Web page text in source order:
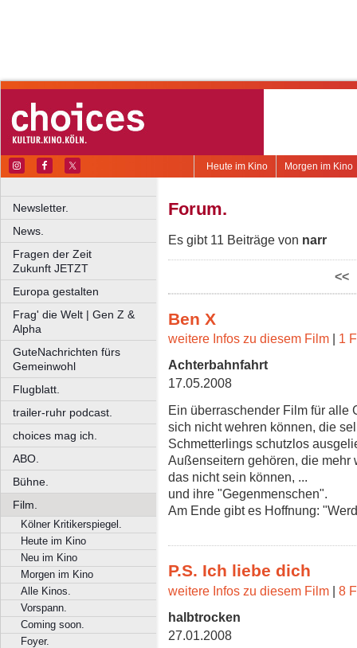
Morgen im Kino
Heute im Kino
Newsletter.
News.
Fragen der Zeit
Zukunft JETZT
Europa gestalten
Frag' die Welt | Gen Z &
Alpha
GuteNachrichten fürs
Gemeinwohl
Flugblatt.
trailer-ruhr podcast.
choices mag ich.
ABO.
Bühne.
Film.
Kölner Kritikerspiegel.
Heute im Kino
Neu im Kino
Morgen im Kino
Alle Kinos.
Vorspann.
Coming soon.
Foyer.
Forum.
Es gibt 11 Beiträge von narr
<<
Ben X
weitere Infos zu diesem Film | 1
Achterbahnfahrt
17.05.2008
Ein überraschender Film für alle
sich nicht wehren können, die
Schmetterlings schutzlos
Außenseitern gehören, die mehr
das nicht sein können, ...
und ihre "Gegenmenschen".
Am Ende gibt es Hoffnung:
P.S. Ich liebe dich
weitere Infos zu diesem Film | 8
halbtrocken
27.01.2008